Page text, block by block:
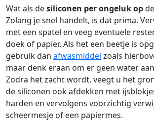
Wat als desiliconen per ongeluk op
Zolang je snel handelt, is dat prima.
met een spatel en veeg eventuele
doek of papier. Als het een beetje is
gebruik dan afwasmiddel zoals
maar denk eraan om er geen water
Zodra het zacht wordt, veegt u het
de siliconen ook afdekken met
harden en vervolgens voorzichtig
scheermesje of een papiermes.